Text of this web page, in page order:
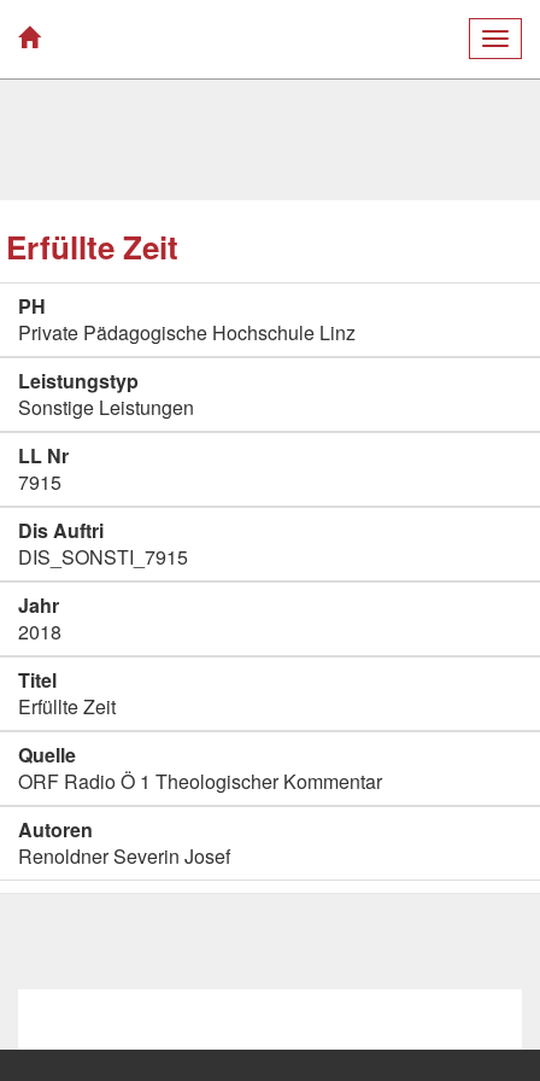
Erfüllte Zeit
PH
Private Pädagogische Hochschule Linz
Leistungstyp
Sonstige Leistungen
LL Nr
7915
Dis Auftri
DIS_SONSTI_7915
Jahr
2018
Titel
Erfüllte Zeit
Quelle
ORF Radio Ö 1 Theologischer Kommentar
Autoren
Renoldner Severin Josef